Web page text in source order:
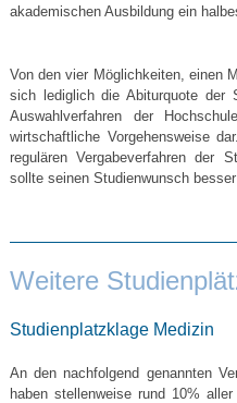
akademischen Ausbildung ein
Von den vier Möglichkeiten, einen
sich lediglich die Abiturquote der
Auswahlverfahren der
wirtschaftliche Vorgehensweise
regulären Vergabeverfahren der
sollte seinen Studienwunsch
Weitere
Studienplatzklage Medizin
An den nachfolgend genannten
haben stellenweise rund 10%